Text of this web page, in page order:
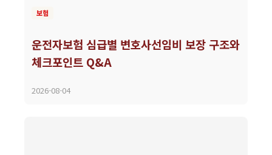
보험
운전자보험 심급별 변호사선임비 보장 구조와
체크포인트 Q&A
2026-08-04